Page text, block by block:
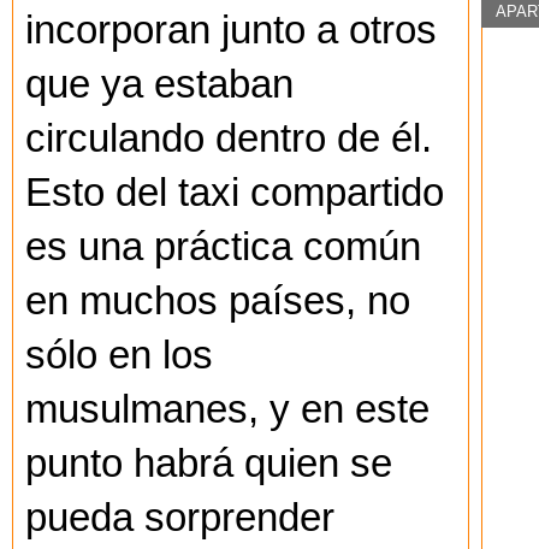
incorporan junto a otros
que ya estaban
circulando dentro de él.
Esto del taxi compartido
es una práctica común
en muchos países, no
sólo en los
musulmanes, y en este
punto habrá quien se
pueda sorprender